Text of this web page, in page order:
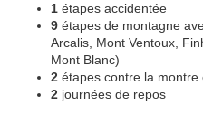
1 étapes accidentée
9 étapes de montagne
Arcalis, Mont Ventoux,
Mont Blanc)
2 étapes contre la montre
2 journées de repos